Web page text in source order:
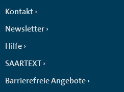
Kontakt
Newsletter
Hilfe
SAARTEXT
Barrierefreie Angebote